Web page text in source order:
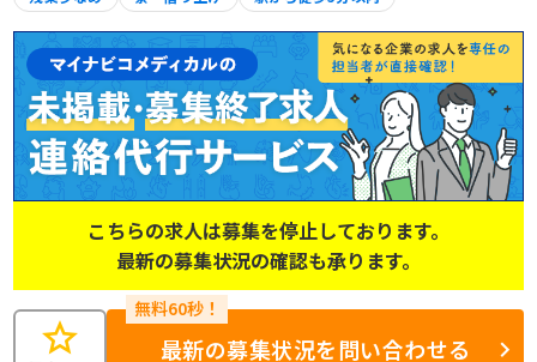
こちらの求人は募集を停止しております。
最新の募集状況の確認も承ります。
star 最新の募集状況を問い合わせる